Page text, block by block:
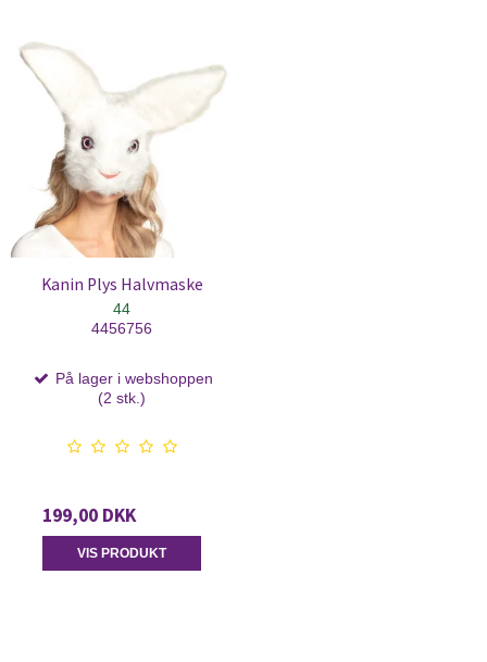
Kanin Plys Halvmaske
44
4456756
På lager i webshoppen
(2 stk.)
199,00 DKK
VIS PRODUKT